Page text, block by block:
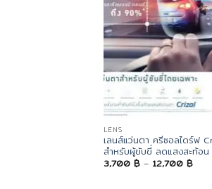
LENS
เลนส์แว่นตา ครีซอลไดร์ฟ
สำหรับผู้ขับขี่ ลดแสงสะท้อน
3,700 ฿ – 12,700 ฿Price